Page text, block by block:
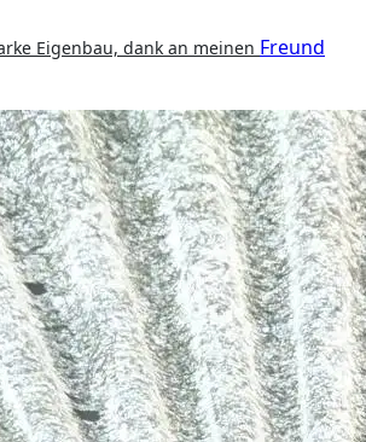
Eigenbau, dank an meinen Freund